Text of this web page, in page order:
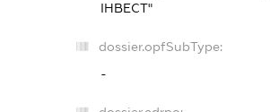
ІНВЕСТ"
dossier.opfSubType:
-